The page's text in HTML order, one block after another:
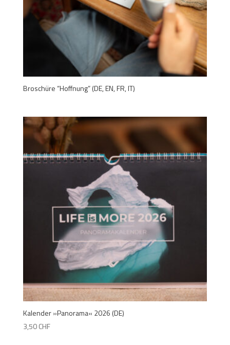
Broschüre “Hoffnung” (DE, EN, FR, IT)
Kalender »Panorama« 2026 (DE)
3,50CHF